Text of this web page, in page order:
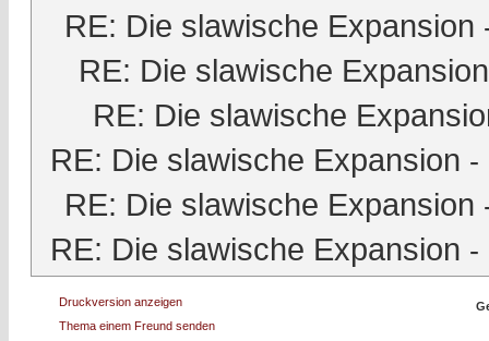
RE: Die slawische Expansion
RE: Die slawische Expansion
RE: Die slawische
RE: Die slawische Expansion -
RE: Die slawische Expansion
RE: Die slawische Expansion -
Druckversion anzeigen
Thema einem Freund senden